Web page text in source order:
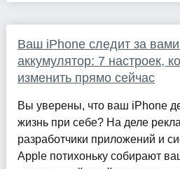
Ваш iPhone следит за
аккумулятор: 7 настроек,
изменить прямо сейчас
Вы уверены, что ваш iPhone
жизнь при себе? На деле
разработчики приложений и
Apple потихоньку собирают